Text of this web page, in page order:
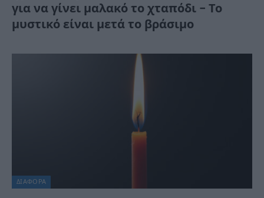
για να γίνει μαλακό το χταπόδι – Το
μυστικό είναι μετά το βράσιμο
ΔΙΆΦΟΡΑ